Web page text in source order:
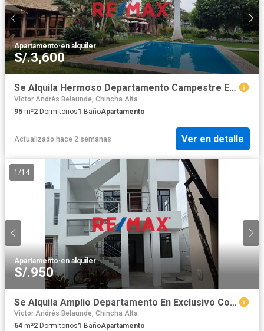
Apartamento·en alquiler
S/.3,600
Se Alquila Hermoso Departamento Campestre En Exclusivo Condominio Privado.
Víctor Andrés Belaunde, Chincha Alta
95 m²2 Dormitorios1 BañoApartamento
Actualizado hace 2 semanas Ver en detalle
1 /14
Apartamento·en alquiler
S/.950
Se Alquila Amplio Departamento En Exclusivo Condomio.
Víctor Andrés Belaunde, Chincha Alta
64 m²2 Dormitorios1 BañoApartamento